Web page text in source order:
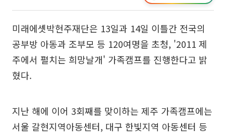
미래에셋박현주재단은 13일과 14일 이틀간 전국의
공부방 아동과 조부모 등 120여명을 초청, '2011 제
주에서 펼치는 희망날개' 가족캠프를 진행한다고 밝
혔다.
지난 해에 이어 3회째를 맞이하는 제주 가족캠프에는
서울 갈현지역아동센터, 대구 한빛지역 아동센터 등